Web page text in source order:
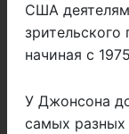
США
зрительского
начиная с
У Джонсона
самых разных